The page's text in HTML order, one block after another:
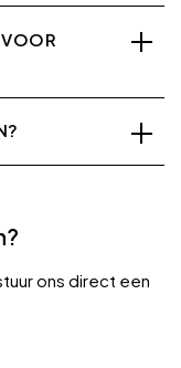
ons direct een